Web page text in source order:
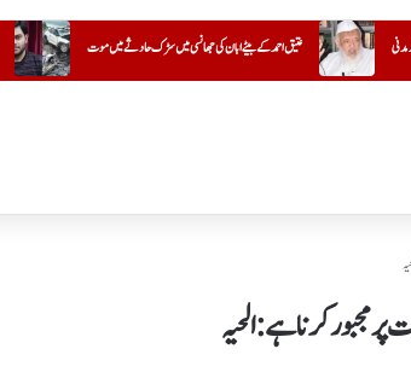
نوجوان نسل اور نشے کی تباہ کن لت میں سڑک حادثے میں موت
مجبور کرنا ہے: الحیہ